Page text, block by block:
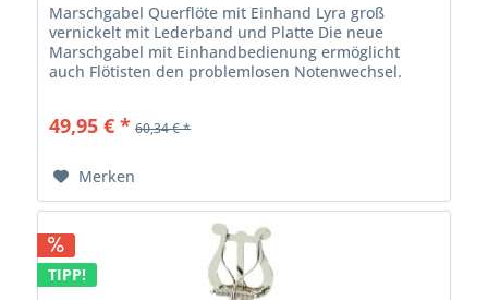
Marschgabel Querflöte mit Einhand Lyra groß
vernickelt mit Lederband und Platte Die neue
Marschgabel mit Einhandbedienung ermöglicht
auch Flötisten den problemlosen Notenwechsel.
49,95 € * 60,34 € *
Merken
TIPP!